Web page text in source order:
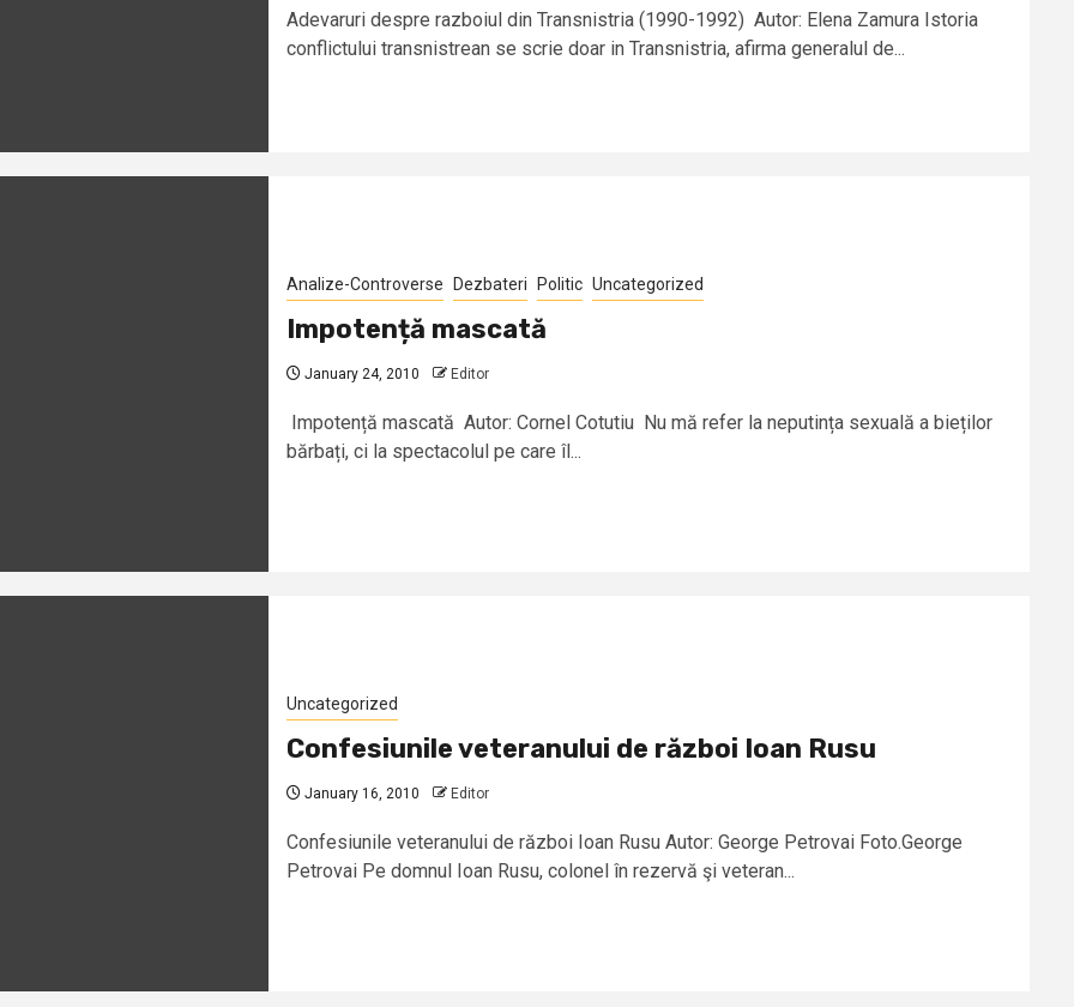
Adevaruri despre razboiul din Transnistria (1990-1992) Autor: Elena Zamura Istoria
conflictului transnistrean se scrie doar in Transnistria, afirma generalul de...
Analize-Controverse Dezbateri Politic Uncategorized
Impotență mascată
January 24, 2010 Editor
Impotență mascată Autor: Cornel Cotutiu Nu mă refer la neputința sexuală a bieților
bărbați, ci la spectacolul pe care îl...
Uncategorized
Confesiunile veteranului de război Ioan Rusu
January 16, 2010 Editor
Confesiunile veteranului de război Ioan Rusu Autor: George Petrovai Foto.George
Petrovai Pe domnul Ioan Rusu, colonel în rezervă şi veteran...